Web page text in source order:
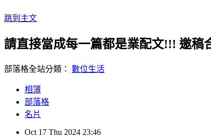
跳到主文
請直接當成每一篇都是業配文!!! 邀稿
部落格全站分類： 數位生活
相簿
部落格
名片
Oct 17 Thu 2024 23:46